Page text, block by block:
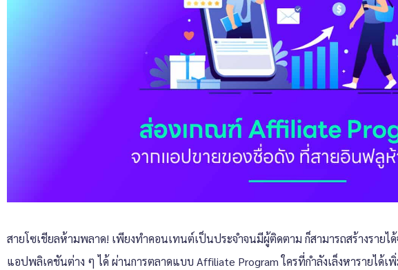
สายโซเชียลห้ามพลาด! เพียงทำคอนเทนต์เป็นประจำจนมีผู้ติดตาม ก็สามารถสร้างราย
แอปพลิเคชันต่าง ๆ ได้ ผ่านการตลาดแบบ Affiliate Program ใครที่กำลังเล็งหารายได้